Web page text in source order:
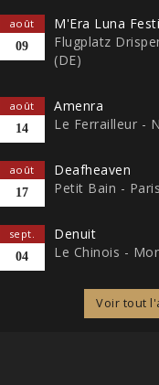
août
09
M'Era Luna
Flugplatz
(DE)
août
14
Amenra
Le Ferrailleur -
août
17
Deafheaven
Petit Bain -
sept.
04
Denuit
Le Chinois -
Voir tout